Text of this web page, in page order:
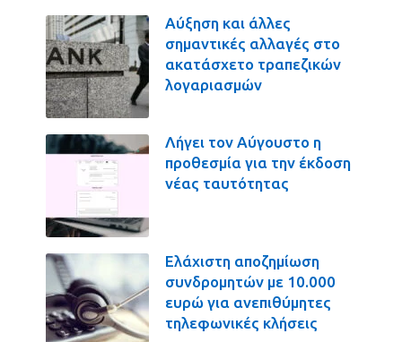
Αύξηση και άλλες
σημαντικές αλλαγές στο
ακατάσχετο τραπεζικών
λογαριασμών
Λήγει τον Αύγουστο η
προθεσμία για την έκδοση
νέας ταυτότητας
Ελάχιστη αποζημίωση
συνδρομητών με 10.000
ευρώ για ανεπιθύμητες
τηλεφωνικές κλήσεις